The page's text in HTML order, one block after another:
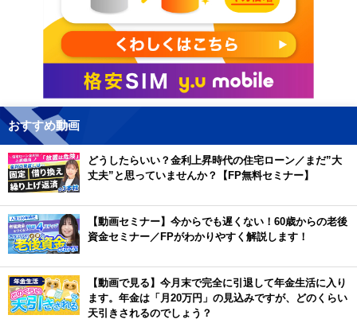
おすすめ動画
どうしたらいい？金利上昇時代の住宅ローン／まだ”大
丈夫”と思っていませんか？【FP無料セミナー】
【動画セミナー】今からでも遅くない！60歳からの老後
資金セミナー／FPがわかりやすく解説します！
【動画で見る】今月末で完全に引退して年金生活に入り
ます。年金は「月20万円」の見込みですが、どのくらい
天引きされるのでしょう？